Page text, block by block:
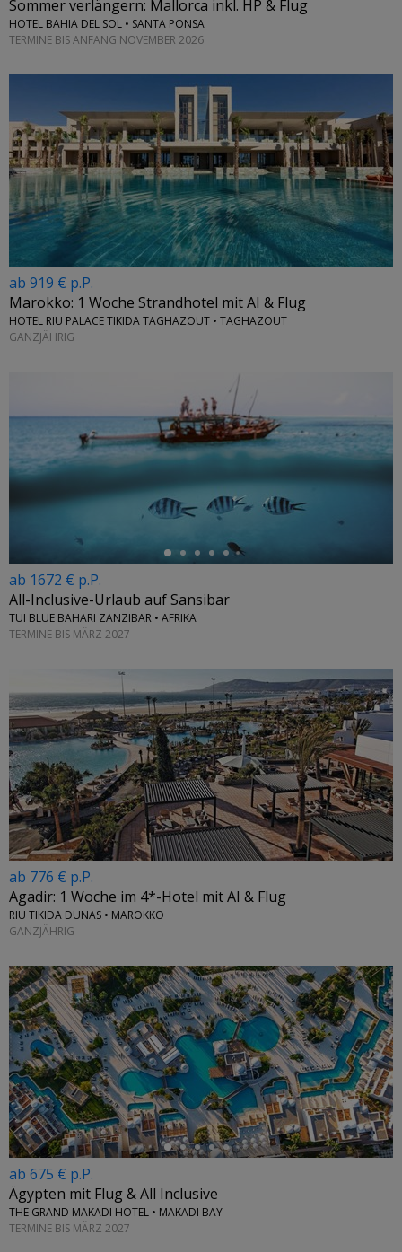
Sommer verlängern: Mallorca inkl. HP & Flug
HOTEL BAHIA DEL SOL • SANTA PONSA
TERMINE BIS ANFANG NOVEMBER 2026
ab 919 € p.P.
Marokko: 1 Woche Strandhotel mit AI & Flug
HOTEL RIU PALACE TIKIDA TAGHAZOUT • TAGHAZOUT
GANZJÄHRIG
←
ab 1672 € p.P.
All-Inclusive-Urlaub auf Sansibar
TUI BLUE BAHARI ZANZIBAR • AFRIKA
TERMINE BIS MÄRZ 2027
ab 776 € p.P.
Agadir: 1 Woche im 4*-Hotel mit AI & Flug
RIU TIKIDA DUNAS • MAROKKO
GANZJÄHRIG
←
ab 675 € p.P.
Ägypten mit Flug & All Inclusive
THE GRAND MAKADI HOTEL • MAKADI BAY
TERMINE BIS MÄRZ 2027